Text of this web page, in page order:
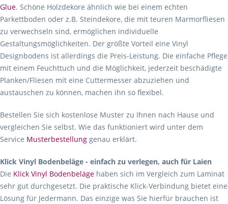
Glue. Schöne Holzdekore ähnlich wie bei einem echten
Parkettboden oder z.B. Steindekore, die mit teuren Marmorfliesen
zu verwechseln sind, ermöglichen individuelle
Gestaltungsmöglichkeiten. Der größte Vorteil eine Vinyl
Designbodens ist allerdings die Preis-Leistung. Die einfache Pflege
mit einem Feuchttuch und die Möglichkeit, jederzeit beschädigte
Planken/Fliesen mit eine Cuttermesser abzuziehen und
austauschen zu können, machen ihn so flexibel.
Bestellen Sie sich kostenlose Muster zu Ihnen nach Hause und
vergleichen Sie selbst. Wie das funktioniert wird unter dem
Service Musterbestellung genau erklärt.
Klick Vinyl Bodenbeläge - einfach zu verlegen, auch für Laien
Die Klick Vinyl Bodenbeläge haben sich im Vergleich zum Laminat
sehr gut durchgesetzt. Die praktische Klick-Verbindung bietet eine
Lösung für Jedermann. Das einzige was Sie hierfür brauchen ist